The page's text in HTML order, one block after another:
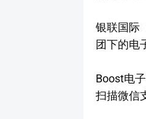
银联国际
团下的电
Boost电
扫描微信